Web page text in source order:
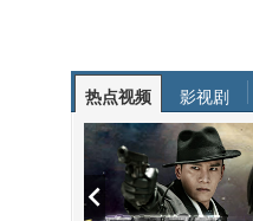
热点视频 影视剧